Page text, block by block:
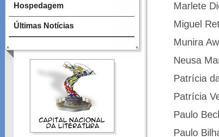
Hospedagem
Últimas Notícias
Marlete
Miguel
Munira
Neusa
Patrícia
Patrícia
Paulo
Paulo